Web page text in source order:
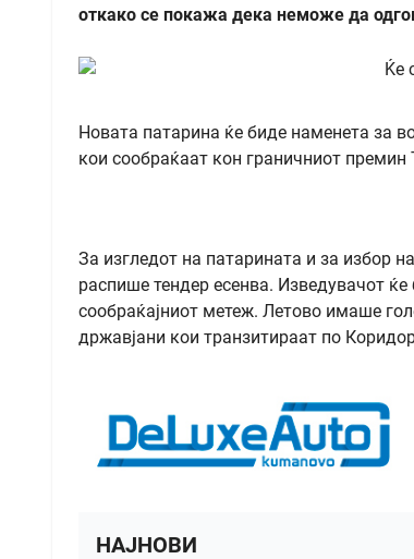
откако се покажа дека неможе да
Новата патарина ќе биде наменета за
кои сообраќаат кон граничниот премин
За изгледот на патарината и за избор
распише тендер есенва. Изведувачот
сообраќајниот метеж. Летово имаше
државјани кои транзитираат по
НАЈНОВИ